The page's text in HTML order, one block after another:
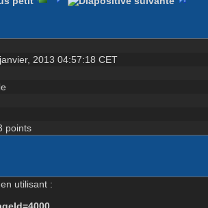
2013 04:57:18 CET
utilisant :